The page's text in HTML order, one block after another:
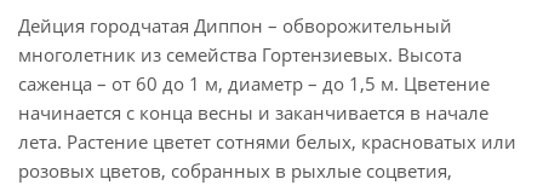
Дейция городчатая Диппон – обворожительный
многолетник из семейства Гортензиевых. Высота
саженца – от 60 до 1 м, диаметр – до 1,5 м. Цветение
начинается с конца весны и заканчивается в начале
лета. Растение цветет сотнями белых, красноватых или
розовых цветов, собранных в рыхлые соцветия,